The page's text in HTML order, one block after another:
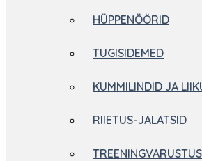
HÜPPENÖÖRID
TUGISIDEMED
KUMMILINDID JA
RIIETUS-JALATSID
TREENINGVARUSTUS